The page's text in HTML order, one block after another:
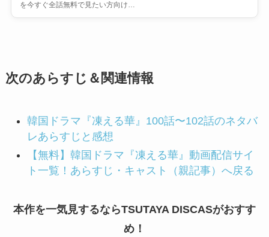
を今すぐ全話無料で見たい方向け…
次のあらすじ＆関連情報
韓国ドラマ『凍える華』100話〜102話のネタバ
レあらすじと感想
【無料】韓国ドラマ『凍える華』動画配信サイ
ト一覧！あらすじ・キャスト（親記事）へ戻る
本作を一気見するならTSUTAYA DISCASがおすす
め！